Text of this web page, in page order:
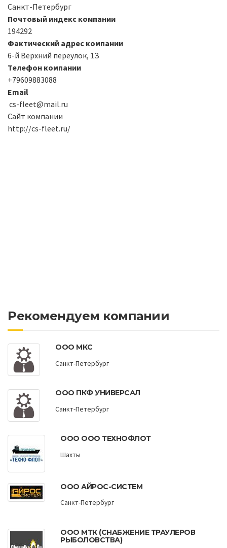
Санкт-Петербург
Почтовый индекс компании
194292
Фактический адрес компании
6-й Верхний переулок, 1З
Телефон компании
+79609883088
Email
cs-fleet@mail.ru
Сайт компании
http://cs-fleet.ru/
Рекомендуем компании
ООО МКС
Санкт-Петербург
ООО ПКФ УНИВЕРСАЛ
Санкт-Петербург
ООО ООО ТЕХНОФЛОТ
Шахты
ООО АЙРОС-СИСТЕМ
Санкт-Петербург
ООО МТК (СНАБЖЕНИЕ ТРАУЛЕРОВ
РЫБОЛОВСТВА)